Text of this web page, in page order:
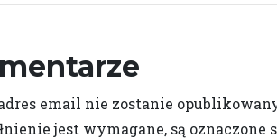
email nie zostanie
jest wymagane, są oznaczone